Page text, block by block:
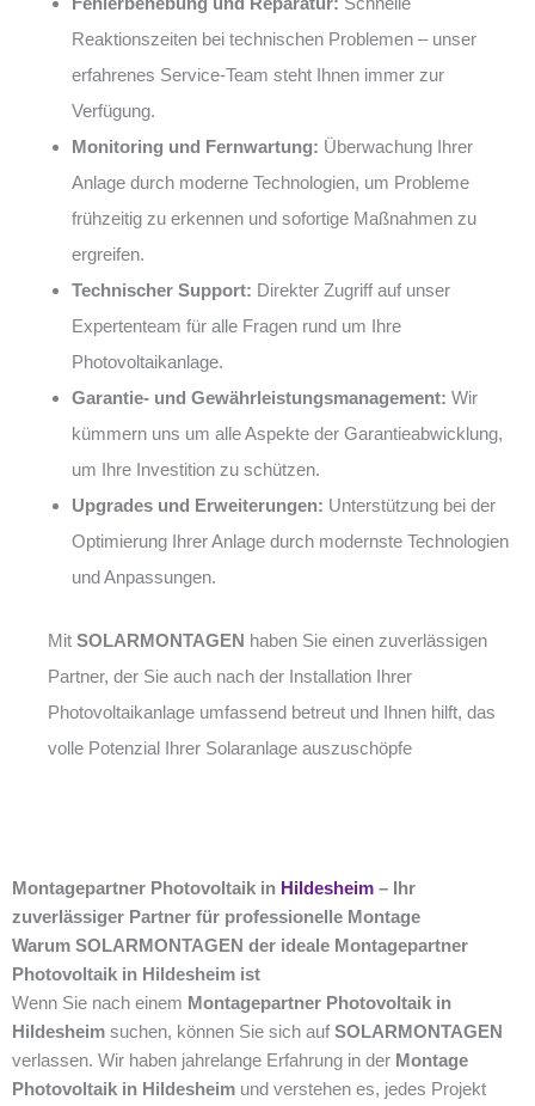
Reaktionszeiten bei technischen Problemen – unser
erfahrenes Service-Team steht Ihnen immer zur
Verfügung.
Monitoring und Fernwartung: Überwachung Ihrer
Anlage durch moderne Technologien, um Probleme
frühzeitig zu erkennen und sofortige Maßnahmen zu
ergreifen.
Technischer Support: Direkter Zugriff auf unser
Expertenteam für alle Fragen rund um Ihre
Photovoltaikanlage.
Garantie- und Gewährleistungsmanagement: Wir
kümmern uns um alle Aspekte der Garantieabwicklung,
um Ihre Investition zu schützen.
Upgrades und Erweiterungen: Unterstützung bei der
Optimierung Ihrer Anlage durch modernste Technologien
und Anpassungen.
Mit SOLARMONTAGEN haben Sie einen zuverlässigen
Partner, der Sie auch nach der Installation Ihrer
Photovoltaikanlage umfassend betreut und Ihnen hilft, das
volle Potenzial Ihrer Solaranlage auszuschöpfe
Montagepartner Photovoltaik in Hildesheim – Ihr
zuverlässiger Partner für professionelle Montage
Warum SOLARMONTAGEN der ideale Montagepartner
Photovoltaik in Hildesheim ist
Wenn Sie nach einem Montagepartner Photovoltaik in
Hildesheim suchen, können Sie sich auf SOLARMONTAGEN
verlassen. Wir haben jahrelange Erfahrung in der Montage
Photovoltaik in Hildesheim und verstehen es, jedes Projekt